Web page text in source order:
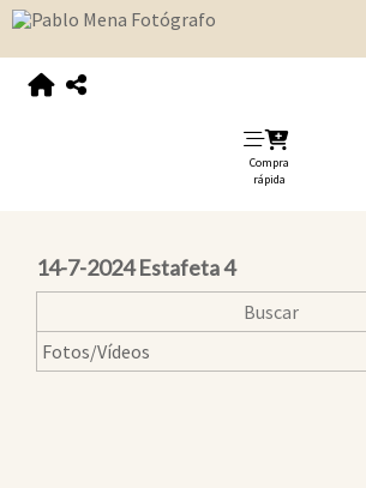
Compra
rápida
14-7-2024 Estafeta 4